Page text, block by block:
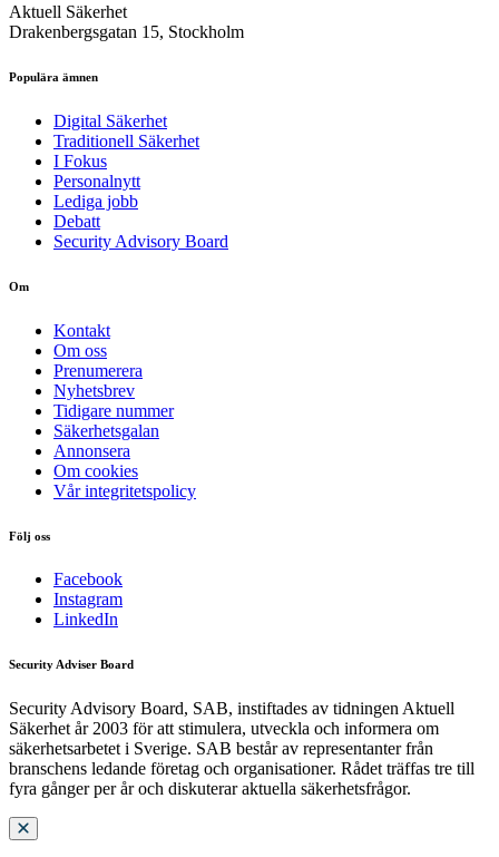
Aktuell Säkerhet
Drakenbergsgatan 15, Stockholm
Populära ämnen
Digital Säkerhet
Traditionell Säkerhet
I Fokus
Personalnytt
Lediga jobb
Debatt
Security Advisory Board
Om
Kontakt
Om oss
Prenumerera
Nyhetsbrev
Tidigare nummer
Säkerhetsgalan
Annonsera
Om cookies
Vår integritetspolicy
Följ oss
Facebook
Instagram
LinkedIn
Security Adviser Board
Security Advisory Board, SAB, instiftades av tidningen Aktuell
Säkerhet år 2003 för att stimulera, utveckla och informera om
säkerhetsarbetet i Sverige. SAB består av representanter från
branschens ledande företag och organisationer. Rådet träffas tre till
fyra gånger per år och diskuterar aktuella säkerhetsfrågor.